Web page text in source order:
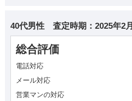
40代男性 査定時期： 2025年2月
総合評価
電話対応
メール対応
営業マンの対応